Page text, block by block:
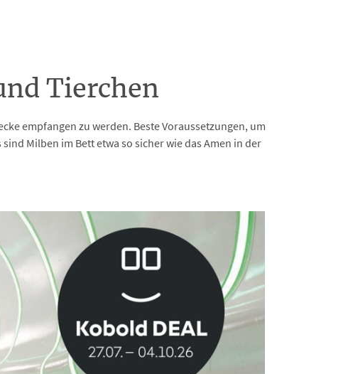
Tierchen
empfangen zu werden. Beste Voraussetzungen, um
Milben im Bett etwa so sicher wie das Amen in der